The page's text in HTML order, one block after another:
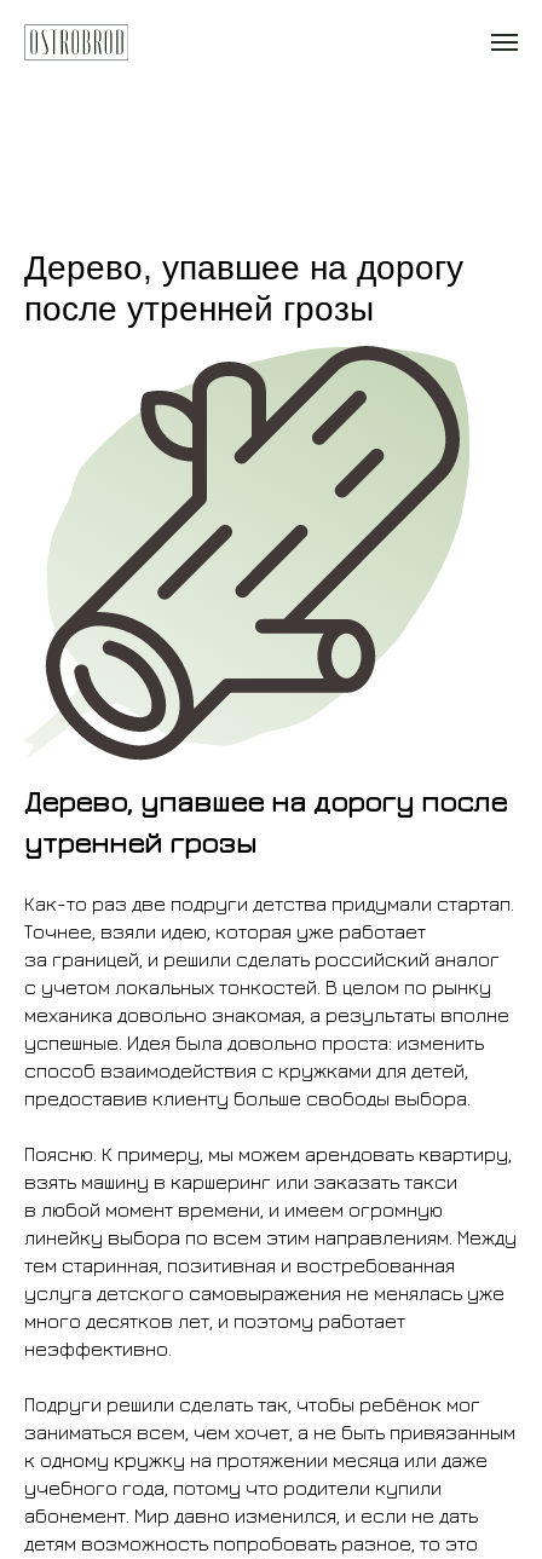
Дерево, упавшее на дорогу
после утренней грозы
Дерево, упавшее на дорогу после
утренней грозы
Как-то раз две подруги детства придумали стартап.
Точнее, взяли идею, которая уже работает
за границей, и решили сделать российский аналог
с учетом локальных тонкостей. В целом по рынку
механика довольно знакомая, а результаты вполне
успешные. Идея была довольно проста: изменить
способ взаимодействия с кружками для детей,
предоставив клиенту больше свободы выбора.
Поясню. К примеру, мы можем арендовать квартиру,
взять машину в каршеринг или заказать такси
в любой момент времени, и имеем огромную
линейку выбора по всем этим направлениям. Между
тем старинная, позитивная и востребованная
услуга детского самовыражения не менялась уже
много десятков лет, и поэтому работает
неэффективно.
Подруги решили сделать так, чтобы ребёнок мог
заниматься всем, чем хочет, а не быть привязанным
к одному кружку на протяжении месяца или даже
учебного года, потому что родители купили
абонемент. Мир давно изменился, и если не дать
детям возможность попробовать разное, то это